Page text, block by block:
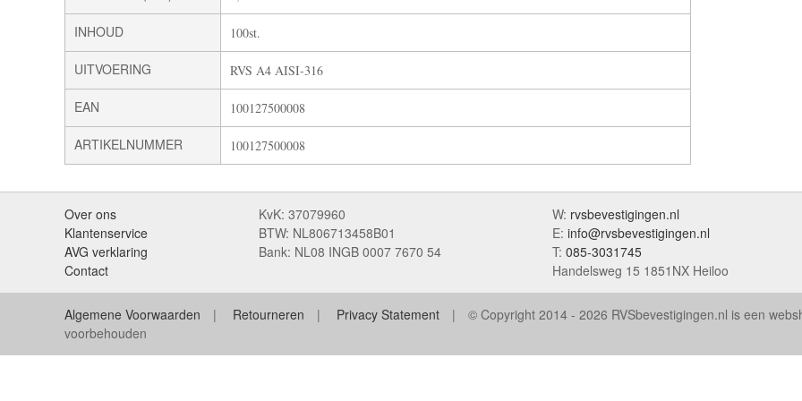
INHOUD 100st.
UITVOERING RVS A4 AISI-316
EAN 100127500008
ARTIKELNUMMER 100127500008
Over ons
Klantenservice
AVG verklaring
Contact
KvK: 37079960
BTW: NL806713458B01
Bank: NL08 INGB 0007 7670 54
W: rvsbevestigingen.nl
E: info@rvsbevestigingen.nl
T: 085-3031745
Handelsweg 15 1851NX Heiloo
Algemene Voorwaarden Retourneren Privacy Statement © Copyright 2014 - 2026 RVSbevestigingen.nl is een
voorbehouden